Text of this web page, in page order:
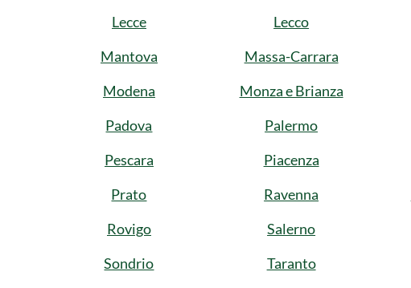
Lecce
Lecco
Mantova
Massa-Carrara
Modena
Monza e Brianza
Padova
Palermo
Pescara
Piacenza
Prato
Ravenna
Rovigo
Salerno
Sondrio
Taranto